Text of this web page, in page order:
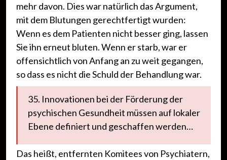
mehr davon. Dies war natürlich das Argument,
mit dem Blutungen gerechtfertigt wurden:
Wenn es dem Patienten nicht besser ging, lassen
Sie ihn erneut bluten. Wenn er starb, war er
offensichtlich von Anfang an zu weit gegangen,
so dass es nicht die Schuld der Behandlung war.
35. Innovationen bei der Förderung der
psychischen Gesundheit müssen auf lokaler
Ebene definiert und geschaffen werden…
Das heißt, entfernten Komitees von Psychiatern,